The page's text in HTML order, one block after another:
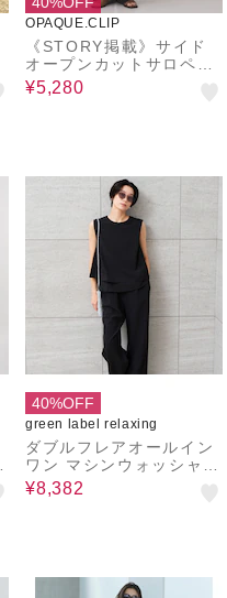
OPAQUE.CLIP
《STORY掲載》サイド
オープンカットサロペッ
ト【洗える】
¥5,280
40%OFF
green label relaxing
ダブルフレアオールイン
ワン マシンウォッシャブ
ル 通気性 ストレッチ
¥8,382